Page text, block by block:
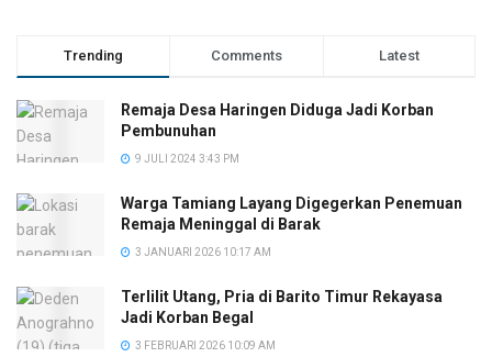
Trending Comments Latest
Remaja Desa Haringen Diduga Jadi Korban
Pembunuhan
9 JULI 2024 3:43 PM
Warga Tamiang Layang Digegerkan Penemuan
Remaja Meninggal di Barak
3 JANUARI 2026 10:17 AM
Terlilit Utang, Pria di Barito Timur Rekayasa
Jadi Korban Begal
3 FEBRUARI 2026 10:09 AM